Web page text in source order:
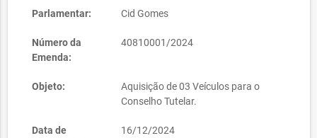
Parlamentar: Cid Gomes
Número da
Emenda:
40810001/2024
Objeto:
Aquisição de 03 Veículos para o
Conselho Tutelar.
Data de
16/12/2024